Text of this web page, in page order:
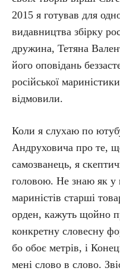
2015 я готував для
видавництва збірку
дружина, Тетяна
його оповідань
російської
відмовили.
Коли я слухаю по
Андруховича про те,
самозванець, я
головою. Не знаю як у
мариністів старші
орден, кажуть щойно
конкретну словесну
бо обоє метрів, і
мені слово в слово.